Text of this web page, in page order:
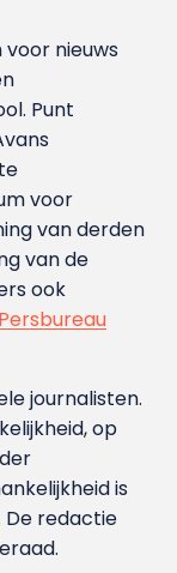
nieuws
Punt
voor
van derden
van de
ook
journalisten.
op
is
De redactie